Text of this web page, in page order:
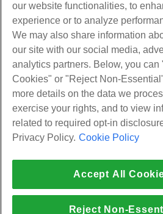
Producten
Web hosting
Zakelijke hosting
White Label-wederverkoper
Beheerde Linux VPS
Onbeheerde Windows VPS
Cloud Servers
Load Balancers
Diensten
Website-migraties
Gemeenschap
Productdocumentatie
Tutorials
Bedrijf
Over ons
Neem contact op
druk op
Affiliate-programma
Politie
Ondersteuning
Live chat met ons
Open een ondersteuningskaartje
© 2010-2026 Hostwinds, een
our website functionalities, to
experience or to analyze
We may also share information
our site with our social media,
analytics partners. Below, you can
Cookies" or "Reject Non-
more details on the data we
exercise your rights, and to view
related to required opt-in
Privacy Policy. Cookie Policy
Accept All
Reject Non-